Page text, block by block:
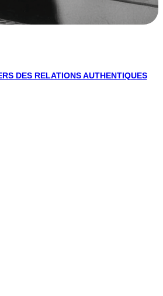
DES RELATIONS AUTHENTIQUES